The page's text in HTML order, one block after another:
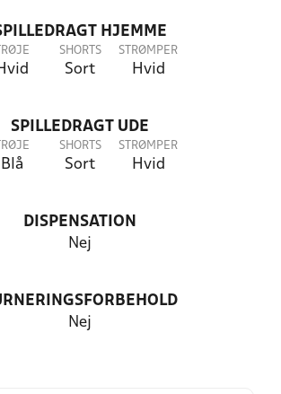
HJEMME
TRØJE SHORTS
Sort
STRØMPER
Hvid
SPILLEDRAGT UDE
TRØJE
Blå
SHORTS
Sort
STRØMPER
Hvid
DISPENSATION
Nej
Nej